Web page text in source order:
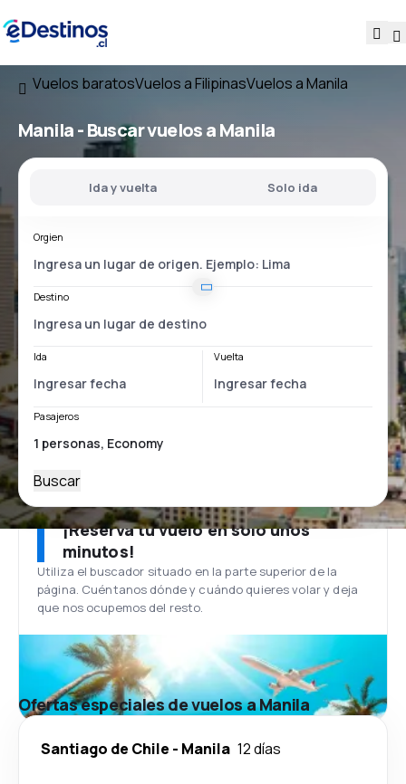
Vuelos baratosVuelos a FilipinasVuelos a Manila
Manila - Buscar vuelos a Manila
Ida y vuelta Solo ida
Orgien
Destino
Ida Vuelta
Pasajeros
Buscar
¡Reserva tu vuelo en solo unos
minutos!
Utiliza el buscador situado en la parte superior de la
página. Cuéntanos dónde y cuándo quieres volar y deja
que nos ocupemos del resto.
Ofertas especiales de vuelos a Manila
Santiago de Chile - Manila 12 días